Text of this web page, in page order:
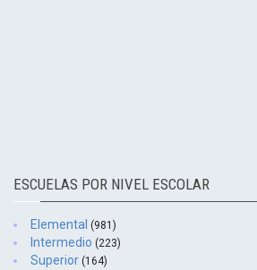
ESCUELAS POR NIVEL ESCOLAR
Elemental (981)
Intermedio (223)
Superior (164)